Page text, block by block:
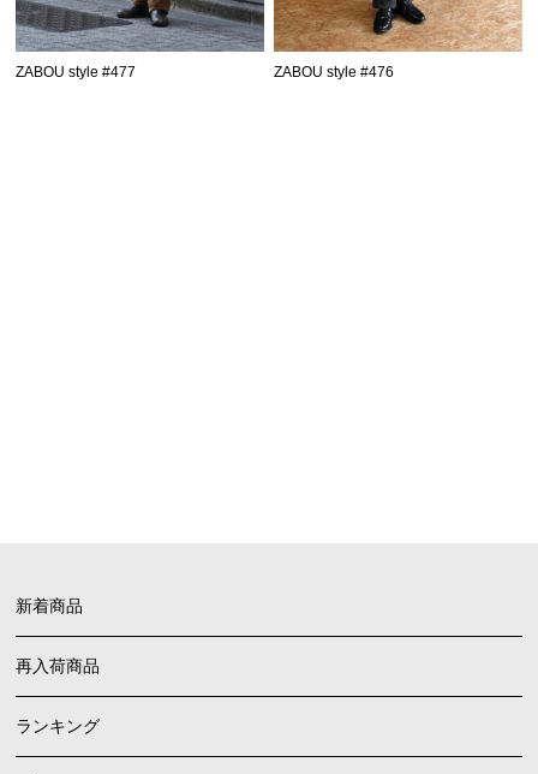
ZABOU style #477 ZABOU style #476
新着商品
再入荷商品
ランキング